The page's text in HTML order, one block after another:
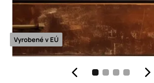
Vyrobené v EÚ